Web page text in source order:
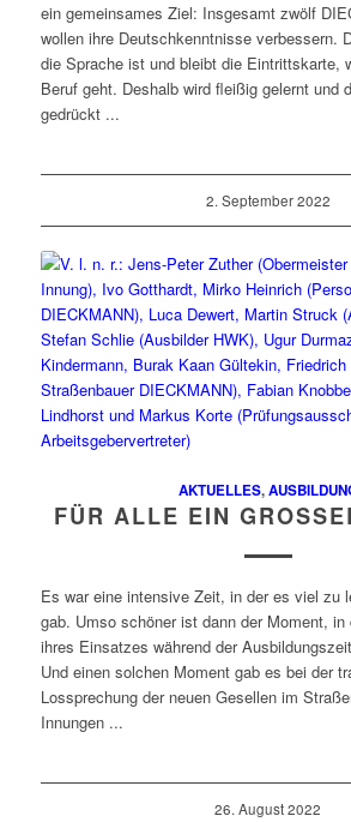
ein gemeinsames Ziel: Insgesamt zwölf
wollen ihre Deutschkenntnisse verbessern.
die Sprache ist und bleibt die Eintrittskarte,
Beruf geht. Deshalb wird fleißig gelernt und
gedrückt ...
2. September 2022
AKTUELLES,
FÜR ALLE EIN
Es war eine intensive Zeit, in der es viel zu
gab. Umso schöner ist dann der Moment,
ihres Einsatzes während der
Und einen solchen Moment gab es bei der
Lossprechung der neuen Gesellen im
Innungen ...
26. August 2022